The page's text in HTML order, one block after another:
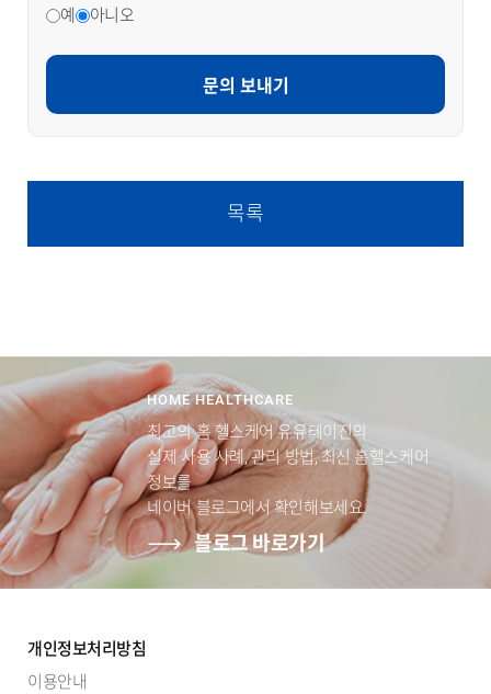
예 아니오
문의 보내기
목록
HOME HEALTHCARE
최고의 홈 헬스케어 유유테이진의
실제 사용 사례, 관리 방법, 최신 홈헬스케어
정보를
네이버 블로그에서 확인해보세요.
블로그 바로가기
개인정보처리방침
이용안내